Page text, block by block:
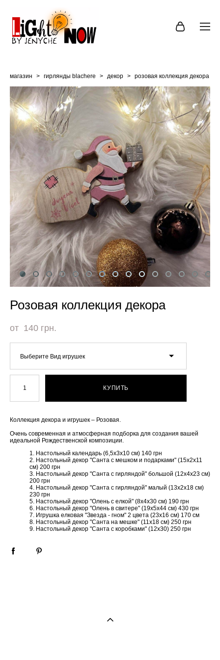
магазин > гирлянды blachere > декор > розовая коллекция декора
Розовая коллекция декора
от 140 грн.
Выберите Вид игрушек
КУПИТЬ
Коллекция декора и игрушек – Розовая.
Очень современная и атмосферная подборка для создания вашей
идеальной Рождественской композиции.
Настольный календарь (6,5х3х10 см) 140 грн
Настольный декор "Санта с мешком и подарками" (15х2х11
см) 200 грн
Настольный декор "Санта с гирляндой" большой (12х4х23 см)
200 грн
Настольный декор "Санта с гирляндой" малый (13х2х18 см)
230 грн
Настольный декор "Олень с елкой" (8х4х30 см) 190 грн
Настольный декор "Олень в свитере" (19х5х44 см) 430 грн
Игрушка елковая "Звезда - гном" 2 цвета (23х16 см) 170 см
Настольный декор "Санта на мешке" (11х18 см) 250 грн
Настольный декор "Санта с коробками" (12х30) 250 грн